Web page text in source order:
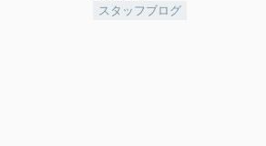
スタッフブログ